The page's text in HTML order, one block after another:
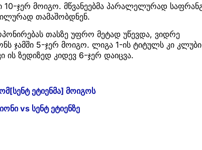
10-ჯერ მოიგო. მწვანეებმა პარალელურად
თამაშობდნენ.
თასზე უფრო მეტად უწევდა, ვიდრე
ჯამში 5-ჯერ მოიგო. ლიგა 1-ის ტიტულს კი კლუბი
ზედიზედ კიდევ 6-ჯერ დაიცვა.
ეტიენმა] მოიგოს
vs სენტ ეტიენზე